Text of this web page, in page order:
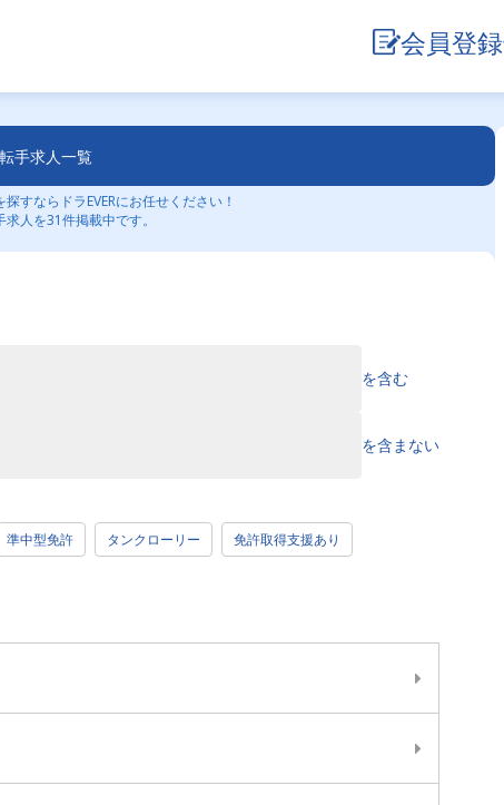
会員登録
手求人一覧
すならドラEVERにお任せください！
人を31件掲載中です。
を含む
を含まない
準中型免許 タンクローリー 免許取得支援あり